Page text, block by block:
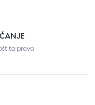
prava